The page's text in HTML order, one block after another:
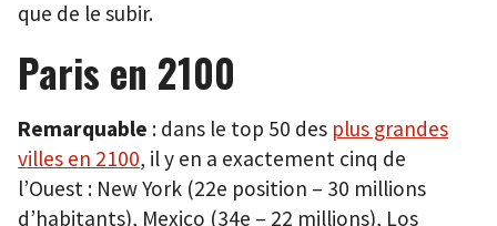
que de le subir.
Paris en 2100
Remarquable : dans le top 50 des plus grandes
villes en 2100, il y en a exactement cinq de
l’Ouest : New York (22e position – 30 millions
d’habitants), Mexico (34e – 22 millions), Los